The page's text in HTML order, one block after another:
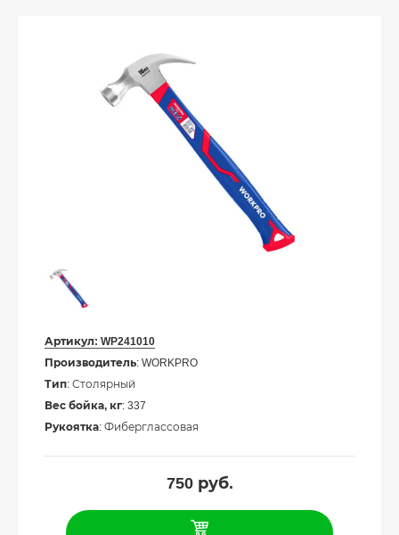
Артикул: WP241010
Производитель: WORKPRO
Тип: Столярный
Вес бойка, кг: 337
Рукоятка: Фиберглассовая
750руб.